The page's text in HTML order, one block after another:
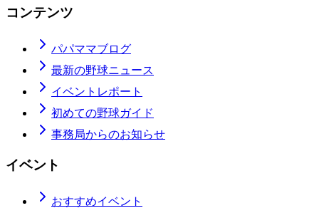
コンテンツ
パパママブログ
最新の野球ニュース
イベントレポート
初めての野球ガイド
事務局からのお知らせ
イベント
おすすめイベント